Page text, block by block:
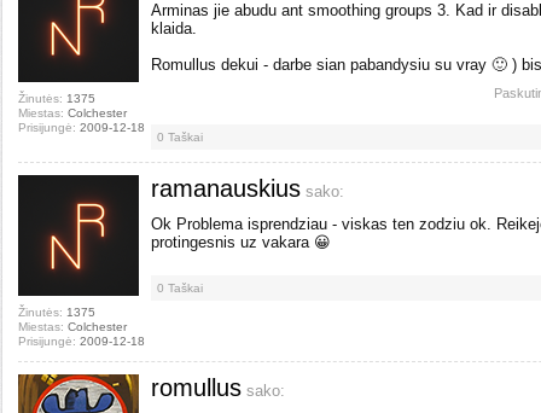
Žinutės: 1375
Miestas: Colchester
Prisijungė: 2009-12-18
Arminas jie abudu ant smoothing groups 3. Kad ir
klaida.
Romullus dekui - darbe sian pabandysiu su vray 🙂 )
0 Taškai
Žinutės: 1375
Miestas: Colchester
Prisijungė: 2009-12-18
ramanauskius sako:
Ok Problema isprendziau - viskas ten zodziu ok.
protingesnis uz vakara 😀
0 Taškai
romullus sako: